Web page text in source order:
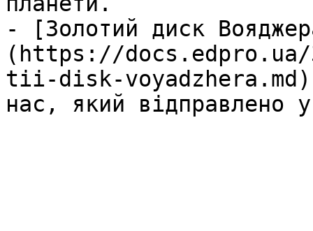
- [Золотий диск
(https://docs.edpro.ua/
tii-disk-